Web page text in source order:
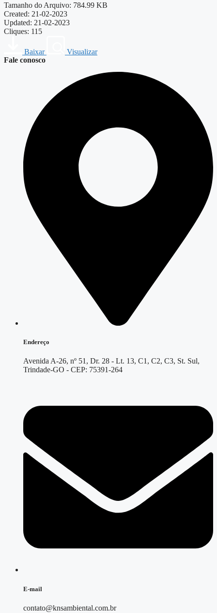
Tamanho do Arquivo: 784.99 KB
Created: 21-02-2023
Updated: 21-02-2023
Cliques: 115
Baixar
Visualizar
Fale conosco
Endereço
Avenida A-26, nº 51, Dr. 28 - Lt. 13, C1, C2, C3, St. Sul,
Trindade-GO - CEP: 75391-264
E-mail
contato@knsambiental.com.br